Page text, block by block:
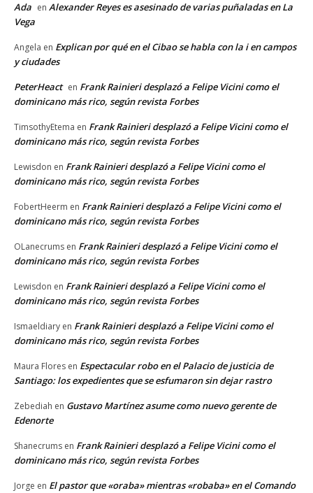
Ada en Alexander Reyes es asesinado de varias puñaladas en La
Vega
Angela en Explican por qué en el Cibao se habla con la i en campos
y ciudades
PeterHeact en Frank Rainieri desplazó a Felipe Vicini como el
dominicano más rico, según revista Forbes
TimsothyEtema en Frank Rainieri desplazó a Felipe Vicini como el
dominicano más rico, según revista Forbes
Lewisdon en Frank Rainieri desplazó a Felipe Vicini como el
dominicano más rico, según revista Forbes
FobertHeerm en Frank Rainieri desplazó a Felipe Vicini como el
dominicano más rico, según revista Forbes
OLanecrums en Frank Rainieri desplazó a Felipe Vicini como el
dominicano más rico, según revista Forbes
Lewisdon en Frank Rainieri desplazó a Felipe Vicini como el
dominicano más rico, según revista Forbes
Ismaeldiary en Frank Rainieri desplazó a Felipe Vicini como el
dominicano más rico, según revista Forbes
Maura Flores en Espectacular robo en el Palacio de justicia de
Santiago: los expedientes que se esfumaron sin dejar rastro
Zebediah en Gustavo Martínez asume como nuevo gerente de
Edenorte
Shanecrums en Frank Rainieri desplazó a Felipe Vicini como el
dominicano más rico, según revista Forbes
Jorge en El pastor que «oraba» mientras «robaba» en el Comando